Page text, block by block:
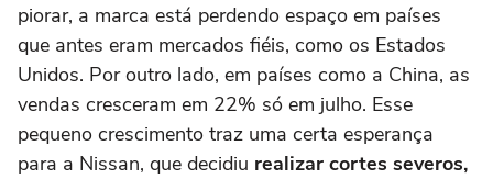
piorar, a marca está perdendo espaço em países
que antes eram mercados fiéis, como os Estados
Unidos. Por outro lado, em países como a China, as
vendas cresceram em 22% só em julho. Esse
pequeno crescimento traz uma certa esperança
para a Nissan, que decidiu realizar cortes severos,